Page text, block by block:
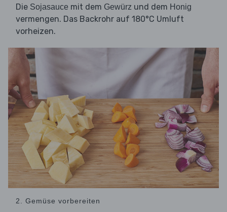
Die Sojasauce mit dem Gewürz und dem Honig
vermengen. Das Backrohr auf 180°C Umluft
vorheizen.
2. Gemüse vorbereiten